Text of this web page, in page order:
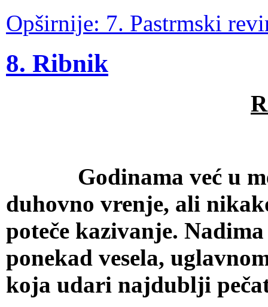
Opširnije: 7. Pastrmski
8. Ribnik
Godinama već u
duhovno vrenje, ali
poteče kazivanje.
ponekad vesela,
koja udari najdublji